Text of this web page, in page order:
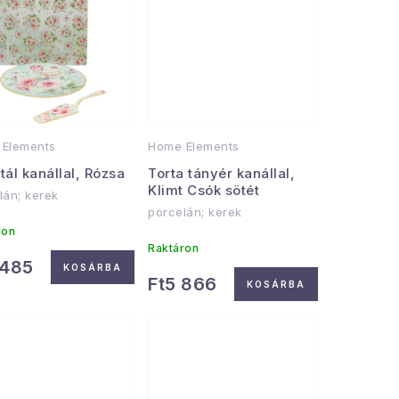
kanállal, Rózsa
kerek
KOSÁRBA
Home Elements
Torta tányér kanállal,
Klimt Csók sötét
porcelán; kerek
Raktáron
Ft5 866 KOSÁRBA